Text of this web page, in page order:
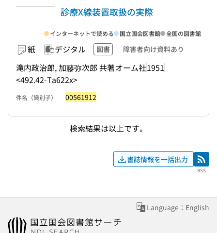
診療X線装置取扱の実際
紙 デジタル 図書 障害者向け資料あり
滝内政治郎, 加藤弥次郎 共著オーム社1951
<492.42-Ta622x>
インターネットで読める 国立国会図書館 全国の図書館
件名（識別子） 00561912
検索結果は以上です。
書誌情報を一括出力 RSS
RSS
Language：English